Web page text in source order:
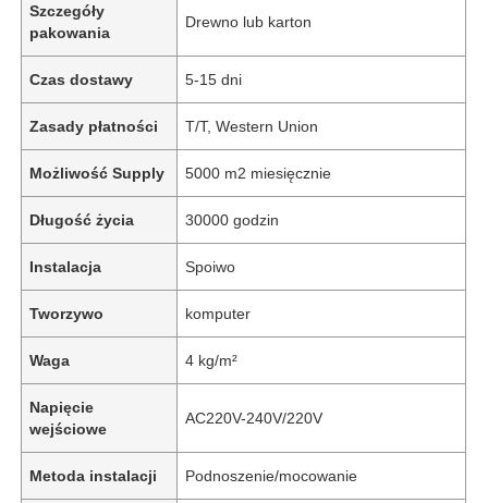
Szczegóły
pakowania
Drewno lub karton
Czas dostawy 5-15 dni
Zasady płatności T/T, Western Union
Możliwość Supply 5000 m2 miesięcznie
Długość życia 30000 godzin
Instalacja Spoiwo
Tworzywo komputer
Waga 4 kg/m²
Napięcie
wejściowe
AC220V-240V/220V
Metoda instalacji Podnoszenie/mocowanie